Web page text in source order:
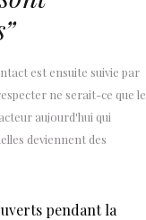
est ensuite suivie par
ne serait-ce que le
aujourd'hui qui
deviennent des
pendant la